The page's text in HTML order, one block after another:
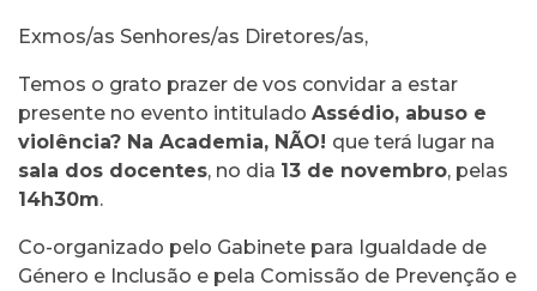
Exmos/as Senhores/as Diretores/as,
Temos o grato prazer de vos convidar a estar
presente no evento intitulado Assédio, abuso e
violência? Na Academia, NÃO! que terá lugar na
sala dos docentes, no dia 13 de novembro, pelas
14h30m.
Co-organizado pelo Gabinete para Igualdade de
Género e Inclusão e pela Comissão de Prevenção e